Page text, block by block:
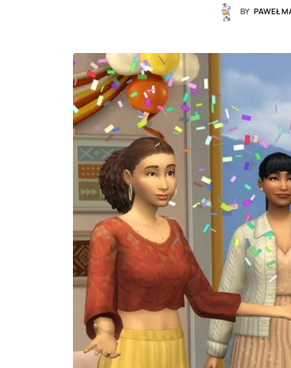
BY PAWEŁ